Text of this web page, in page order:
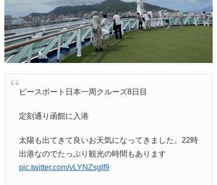
ピースボート日本一周クルーズ8日目
定刻通り函館に入港
太陽も出てきて良いお天気になってきました。22時
出港なのでたっぷり観光の時間もあります
pic.twitter.com/vLYNZsglf9